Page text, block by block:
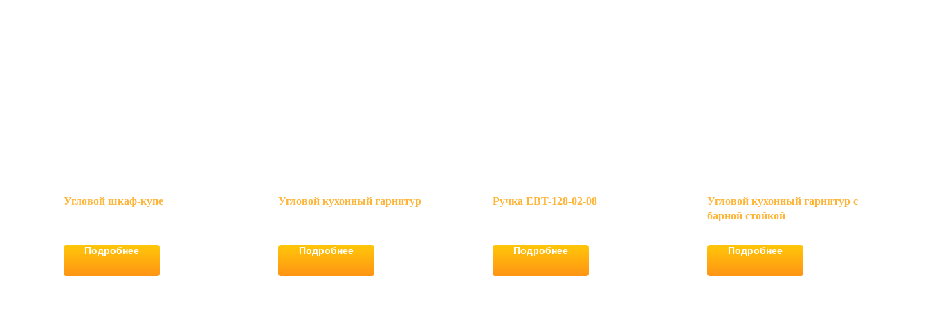
Угловой шкаф-купе
Подробнее
Угловой кухонный гарнитур
Подробнее
Ручка EBT-128-02-08
Подробнее
Угловой кухонный гарнитур с
барной стойкой
Подробнее